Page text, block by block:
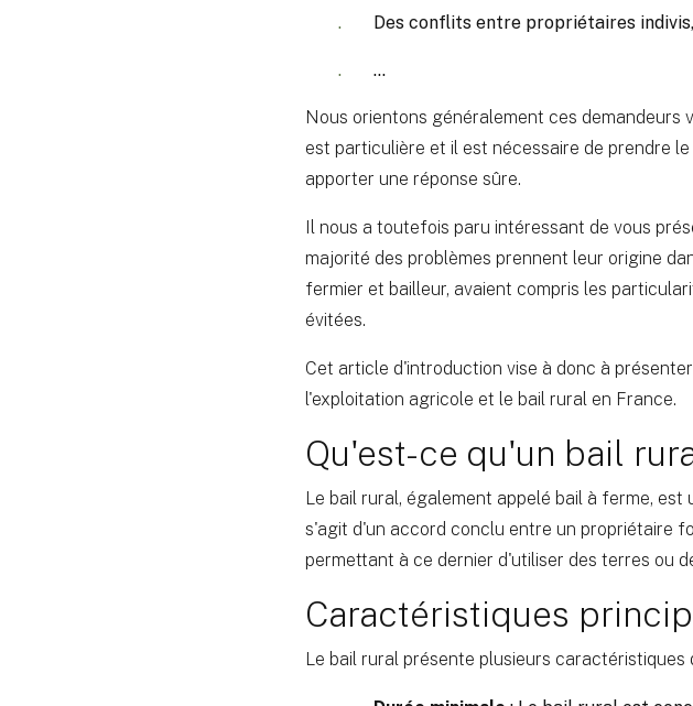
Des conflits entre propriétaires indivis,
…
Nous orientons généralement ces
est particulière et il est nécessaire de prendre
apporter une réponse sûre.
Il nous a toutefois paru intéressant de vous
majorité des problèmes prennent leur origine
fermier et bailleur, avaient compris les
évitées.
Cet article d'introduction vise à donc à
l'exploitation agricole et le bail rural en France.
Qu'est-ce qu'un bail
Le bail rural, également appelé bail à ferme,
s'agit d'un accord conclu entre un propriétaire
permettant à ce dernier d'utiliser des terres ou
Caractéristiques
Le bail rural présente plusieurs caractéristiques